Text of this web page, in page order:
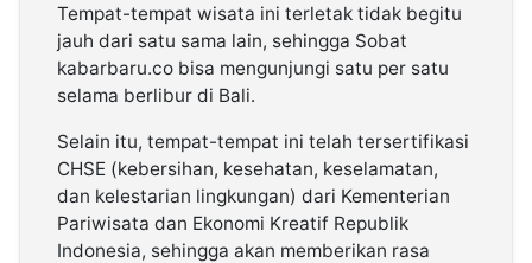
Tempat-tempat wisata ini terletak tidak begitu
jauh dari satu sama lain, sehingga Sobat
kabarbaru.co bisa mengunjungi satu per satu
selama berlibur di Bali.
Selain itu, tempat-tempat ini telah tersertifikasi
CHSE (kebersihan, kesehatan, keselamatan,
dan kelestarian lingkungan) dari Kementerian
Pariwisata dan Ekonomi Kreatif Republik
Indonesia, sehingga akan memberikan rasa